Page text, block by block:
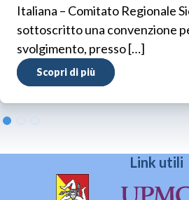
Italiana – Comitato Regionale
sottoscritto una convenzione
svolgimento, presso […]
Scopri di più
Link utili